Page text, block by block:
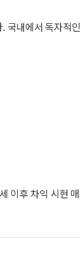
국내에서 독자적인
이후 차익 시현 매